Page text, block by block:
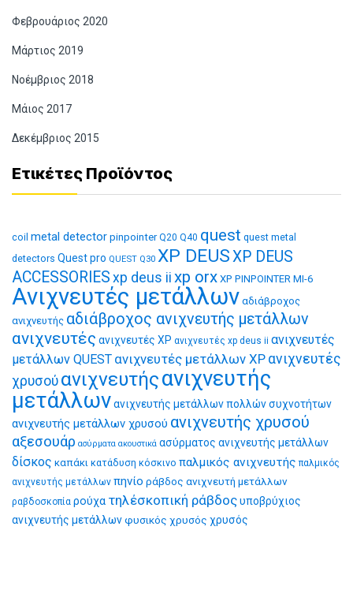
Φεβρουάριος 2020
Μάρτιος 2019
Νοέμβριος 2018
Μάιος 2017
Δεκέμβριος 2015
Ετικέτες Προϊόντος
coil metal detector pinpointer Q20 Q40 quest quest metal
detectors Quest pro QUEST Q30 XP DEUSXP DEUS
ACCESSORIES xp deus ii xp orx XP PINPOINTER MI-6
Ανιχνευτές μετάλλων αδιάβροχος
ανιχνευτής αδιάβροχος ανιχνευτής μετάλλων
ανιχνευτές ανιχνευτές XP ανιχνευτές xp deus ii ανιχνευτές
μετάλλων QUEST ανιχνευτές μετάλλων XP ανιχνευτές
χρυσού ανιχνευτήςανιχνευτής
μετάλλωνανιχνευτής μετάλλων πολλών συχνοτήτων
ανιχνευτής μετάλλων χρυσού ανιχνευτής χρυσού
αξεσουάρ ασύρματα ακουστικά ασύρματος ανιχνευτής μετάλλων
δίσκος καπάκι κατάδυση κόσκινο παλμικός ανιχνευτής παλμικός
ανιχνευτής μετάλλων πηνίο ράβδος ανιχνευτή μετάλλων
ραβδοσκοπία ρούχα τηλέσκοπική ράβδοςυποβρύχιος
ανιχνευτής μετάλλωνφυσικός χρυσός χρυσός